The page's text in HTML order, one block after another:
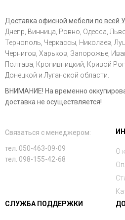
Доставка офисной мебели по всей
Днепр, Винница, Ровно, Одесса,
Тернополь, Черкассы, Николаев,
Чернигов, Харьков, Запорожье,
Полтава, Кропивницкий, Кривой
Донецкой и Луганской области.
ВНИМАНИЕ! На временно
доставка не осуществляется!
Связаться с менеджером:
тел. 050-463-09-09
тел. 098-155-42-68
О
СЛУЖБА ПОДДЕРЖКИ